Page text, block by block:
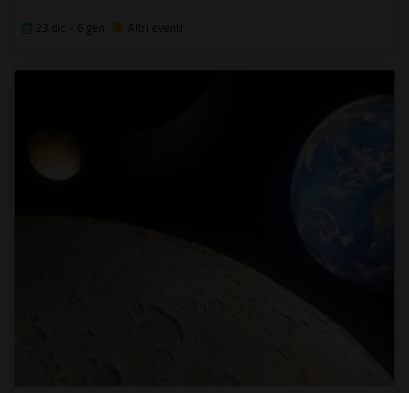
23 dic - 6 gen Altri eventi